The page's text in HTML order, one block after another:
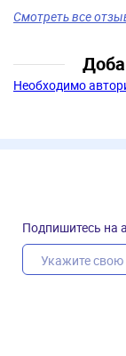
Смотреть все
Необходимо
Подпишитесь на